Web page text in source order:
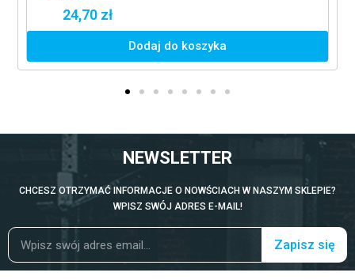
24,70 zł
Dodaj do koszyka
NEWSLETTER
CHCESZ OTRZYMAĆ INFORMACJE O NOWŚCIACH W NASZYM SKLEPIE?
WPISZ SWÓJ ADRES E-MAIL!
Zapisz się